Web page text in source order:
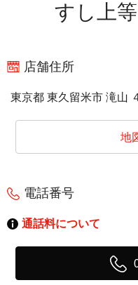
すし上
店舗住所
東京都 東久留米市 滝山
地
電話番号
通話料について